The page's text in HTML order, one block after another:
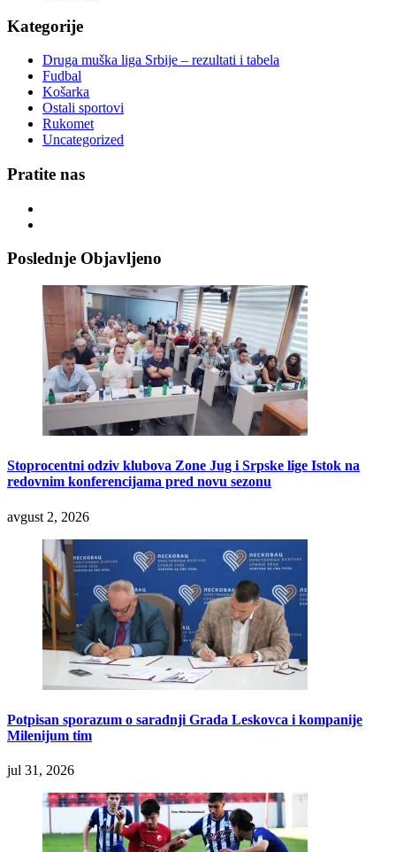
Kategorije
Druga muška liga Srbije – rezultati i tabela
Fudbal
Košarka
Ostali sportovi
Rukomet
Uncategorized
Pratite nas
Poslednje Objavljeno
Stoprocentni odziv klubova Zone Jug i Srpske lige Istok na
redovnim konferencijama pred novu sezonu
avgust 2, 2026
Potpisan sporazum o saradnji Grada Leskovca i kompanije
Milenijum tim
jul 31, 2026